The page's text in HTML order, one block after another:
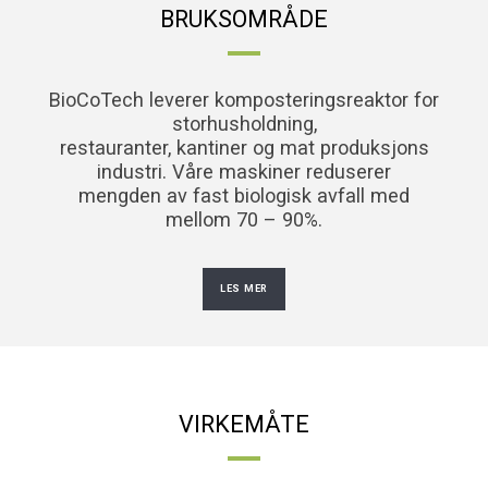
BRUKSOMRÅDE
BioCoTech leverer komposteringsreaktor for
storhusholdning,
restauranter, kantiner og mat produksjons
industri. Våre maskiner reduserer
mengden av fast biologisk avfall med
mellom 70 – 90%.
LES MER
VIRKEMÅTE